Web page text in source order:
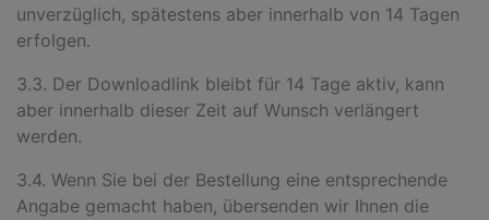
unverzüglich, spätestens aber innerhalb von 14 Tagen
erfolgen.
3.3. Der Downloadlink bleibt für 14 Tage aktiv, kann
aber innerhalb dieser Zeit auf Wunsch verlängert
werden.
3.4. Wenn Sie bei der Bestellung eine entsprechende
Angabe gemacht haben, übersenden wir Ihnen die